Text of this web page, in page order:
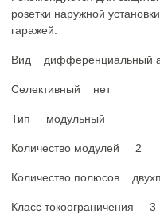
розетки наружной
гаражей.
Вид дифференциальный
Селективный нет
Тип модульный
Количество модулей 2
Количество полюсов
Класс токоограничения 3